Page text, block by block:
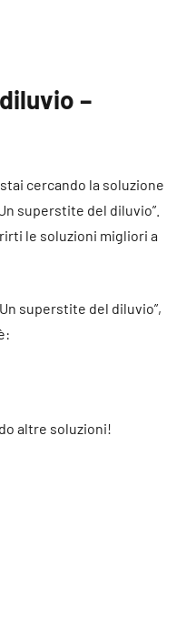
–
cercando la soluzione
superstite del diluvio”.
le soluzioni migliori a
superstite del diluvio”,
altre soluzioni!